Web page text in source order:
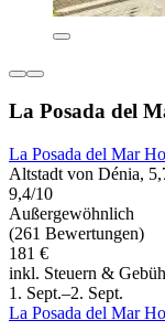
La Posada del
La Posada del Mar
Altstadt von Dénia,
9,4/10
Außergewöhnlich
(261 Bewertungen)
181 €
inkl. Steuern &
1. Sept.–2. Sept.
La Posada del Mar